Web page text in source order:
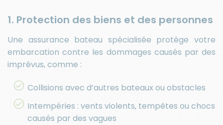
1. Protection des biens et des personnes
Une assurance bateau spécialisée protège votre
embarcation contre les dommages causés par des
imprévus, comme :
Collisions avec d’autres bateaux ou obstacles
Intempéries : vents violents, tempêtes ou chocs
causés par des vagues